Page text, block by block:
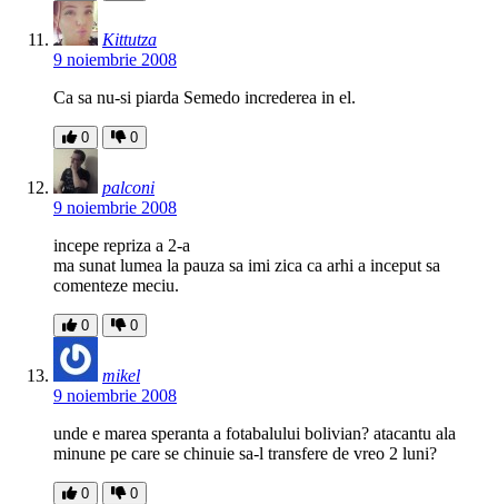
Kittutza
9 noiembrie 2008
Ca sa nu-si piarda Semedo increderea in el.
0 0
palconi
9 noiembrie 2008
incepe repriza a 2-a
ma sunat lumea la pauza sa imi zica ca arhi a inceput sa
comenteze meciu.
0 0
mikel
9 noiembrie 2008
unde e marea speranta a fotabalului bolivian? atacantu ala
minune pe care se chinuie sa-l transfere de vreo 2 luni?
0 0